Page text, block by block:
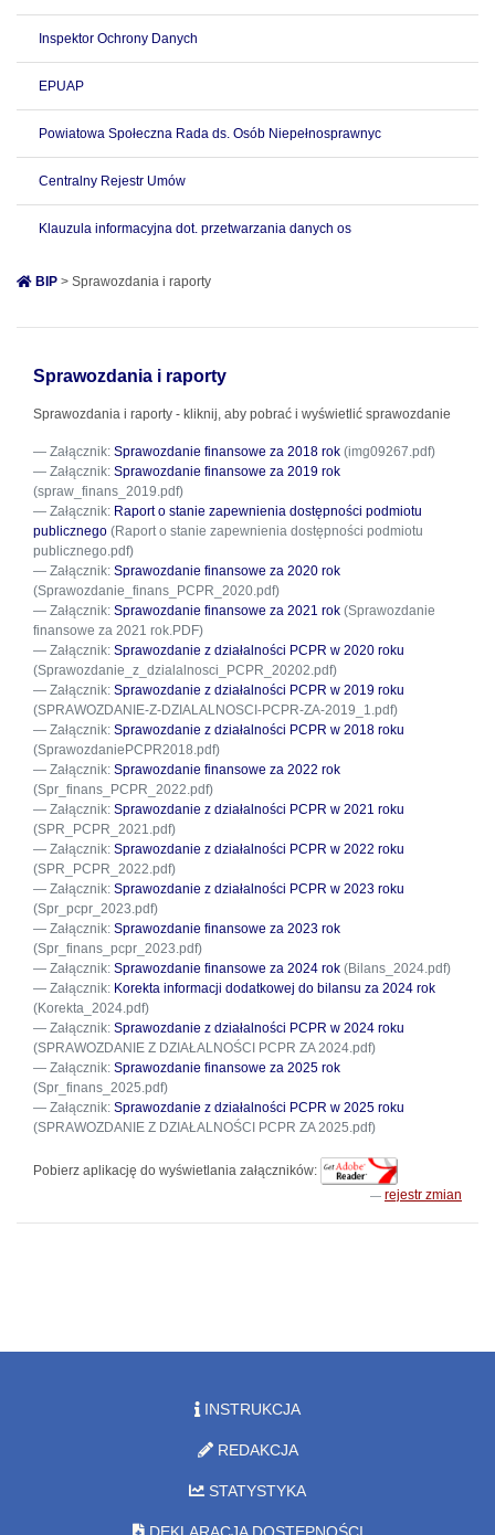
Inspektor Ochrony Danych
EPUAP
Powiatowa Społeczna Rada ds. Osób Niepełnosprawnyc
Centralny Rejestr Umów
Klauzula informacyjna dot. przetwarzania danych os
BIP > Sprawozdania i raporty
Sprawozdania i raporty
Sprawozdania i raporty - kliknij, aby pobrać i wyświetlić sprawozdanie
Załącznik: Sprawozdanie finansowe za 2018 rok (img09267.pdf)
Załącznik: Sprawozdanie finansowe za 2019 rok
(spraw_finans_2019.pdf)
Załącznik: Raport o stanie zapewnienia dostępności podmiotu
publicznego (Raport o stanie zapewnienia dostępności podmiotu
publicznego.pdf)
Załącznik: Sprawozdanie finansowe za 2020 rok
(Sprawozdanie_finans_PCPR_2020.pdf)
Załącznik: Sprawozdanie finansowe za 2021 rok (Sprawozdanie
finansowe za 2021 rok.PDF)
Załącznik: Sprawozdanie z działalności PCPR w 2020 roku
(Sprawozdanie_z_dzialalnosci_PCPR_20202.pdf)
Załącznik: Sprawozdanie z działalności PCPR w 2019 roku
(SPRAWOZDANIE-Z-DZIALALNOSCI-PCPR-ZA-2019_1.pdf)
Załącznik: Sprawozdanie z działalności PCPR w 2018 roku
(SprawozdaniePCPR2018.pdf)
Załącznik: Sprawozdanie finansowe za 2022 rok
(Spr_finans_PCPR_2022.pdf)
Załącznik: Sprawozdanie z działalności PCPR w 2021 roku
(SPR_PCPR_2021.pdf)
Załącznik: Sprawozdanie z działalności PCPR w 2022 roku
(SPR_PCPR_2022.pdf)
Załącznik: Sprawozdanie z działalności PCPR w 2023 roku
(Spr_pcpr_2023.pdf)
Załącznik: Sprawozdanie finansowe za 2023 rok
(Spr_finans_pcpr_2023.pdf)
Załącznik: Sprawozdanie finansowe za 2024 rok (Bilans_2024.pdf)
Załącznik: Korekta informacji dodatkowej do bilansu za 2024 rok
(Korekta_2024.pdf)
Załącznik: Sprawozdanie z działalności PCPR w 2024 roku
(SPRAWOZDANIE Z DZIAŁALNOŚCI PCPR ZA 2024.pdf)
Załącznik: Sprawozdanie finansowe za 2025 rok
(Spr_finans_2025.pdf)
Załącznik: Sprawozdanie z działalności PCPR w 2025 roku
(SPRAWOZDANIE Z DZIAŁALNOŚCI PCPR ZA 2025.pdf)
Pobierz aplikację do wyświetlania załączników:
rejestr zmian
INSTRUKCJA
REDAKCJA
STATYSTYKA